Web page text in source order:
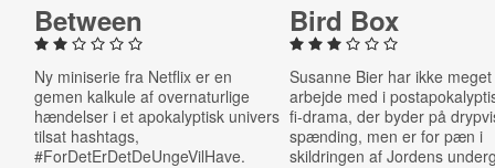
Between
Ny miniserie fra Netflix er en
gemen kalkule af overnaturlige
hændelser i et apokalyptisk univers
tilsat hashtags,
#ForDetErDetDeUngeVilHave.
Bird Box
Susanne Bier har ikke
arbejde med i
fi-drama, der byder på
spænding, men er for pæn i
skildringen af Jordens